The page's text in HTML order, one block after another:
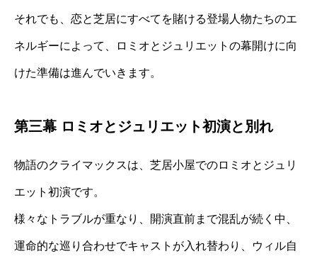
それでも、恋と芝居にすべてを賭ける登場人物たちのエ
ネルギーによって、ロミオとジュリエットの幕開けに向
けた準備は進んでいきます。
第三幕 ロミオとジュリエット初演と別れ
物語のクライマックスは、芝居小屋でのロミオとジュリ
エット初演です。
様々なトラブルが重なり、開演直前まで混乱が続く中、
運命的な巡り合わせでキャストが入れ替わり、ウィル自